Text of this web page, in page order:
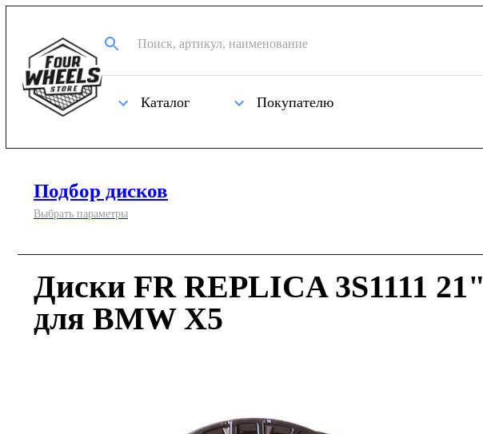
Каталог Покупателю
Подбор дисков
Выбрать параметры
Диски FR REPLICA 3S1111 21"
для BMW X5